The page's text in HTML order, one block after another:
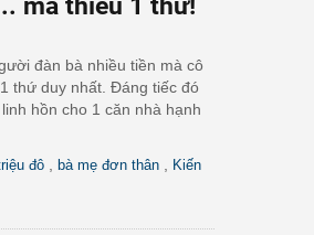
mà thiếu 1 thứ!
đàn bà nhiều tiền mà cô
thứ duy nhất. Đáng tiếc đó
hồn cho 1 căn nhà hạnh
đô bà mẹ đơn thân
Kiến